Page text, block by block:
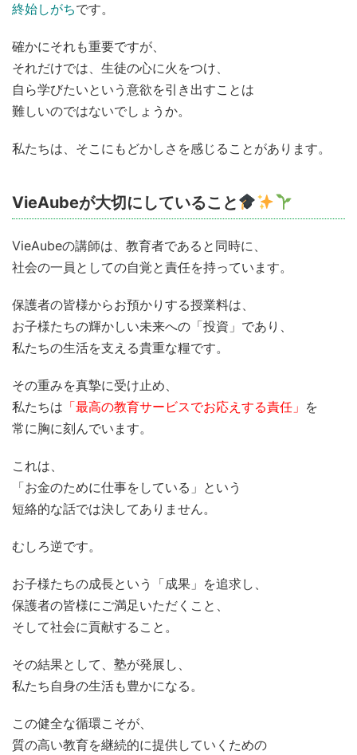
終始しがちです。
確かにそれも重要ですが、
それだけでは、生徒の心に火をつけ、
自ら学びたいという意欲を引き出すことは
難しいのではないでしょうか。
私たちは、そこにもどかしさを感じることがあります。
VieAubeが大切にしていること
VieAubeの講師は、教育者であると同時に、
社会の一員としての自覚と責任を持っています。
保護者の皆様からお預かりする授業料は、
お子様たちの輝かしい未来への「投資」であり、
私たちの生活を支える貴重な糧です。
その重みを真摯に受け止め、
私たちは 「最高の教育サービスでお応えする責任」 を
常に胸に刻んでいます。
これは、
「お金のために仕事をしている」という
短絡的な話では決してありません。
むしろ逆です。
お子様たちの成長という「成果」を追求し、
保護者の皆様にご満足いただくこと、
そして社会に貢献すること。
その結果として、塾が発展し、
私たち自身の生活も豊かになる。
この健全な循環こそが、
質の高い教育を継続的に提供していくための